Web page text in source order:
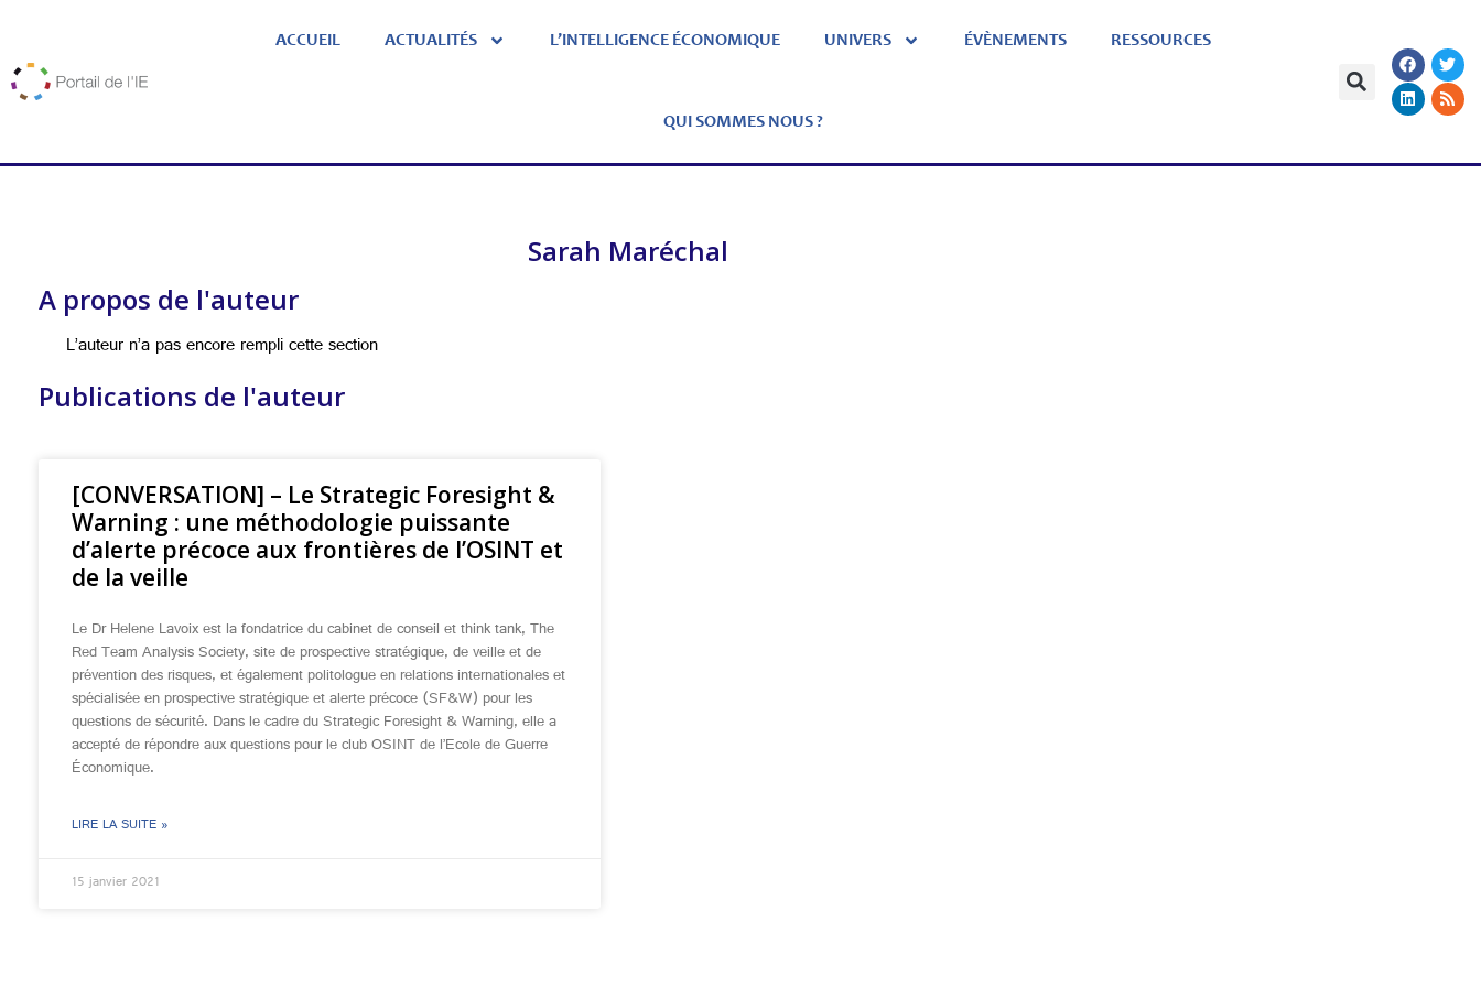
ACCUEIL ACTUALITÉS L’INTELLIGENCE ÉCONOMIQUE UNIVERS ÉVÈNEMENTS RESSOURCES
QUI SOMMES NOUS ?
Sarah Maréchal
A propos de l'auteur
L’auteur n’a pas encore rempli cette section
Publications de l'auteur
[CONVERSATION] – Le Strategic Foresight &
Warning : une méthodologie puissante
d’alerte précoce aux frontières de l’OSINT et
de la veille
Le Dr Helene Lavoix est la fondatrice du cabinet de conseil et think tank, The
Red Team Analysis Society, site de prospective stratégique, de veille et de
prévention des risques, et également politologue en relations internationales et
spécialisée en prospective stratégique et alerte précoce (SF&W) pour les
questions de sécurité. Dans le cadre du Strategic Foresight & Warning, elle a
accepté de répondre aux questions pour le club OSINT de l’Ecole de Guerre
Économique.
LIRE LA SUITE »
15 janvier 2021